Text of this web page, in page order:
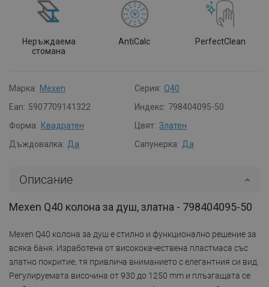
Неръждаема
стомана
AntiCalc PerfectClean
Марка: Mexen Серия: Q40
Ean: 5907709141322 Индекс: 798404095-50
Форма: Квадратен Цвят: Златен
Дъждовалка: Да Сапунерка: Да
Описание
Mexen Q40 колона за душ, златна - 798404095-50
Mexen Q40 колона за душ е стилно и функционално решение за
всяка баня. Изработена от висококачествена пластмаса със
златно покритие, тя привлича вниманието с елегантния си вид.
Регулируемата височина от 930 до 1250 mm и плъзгащата се